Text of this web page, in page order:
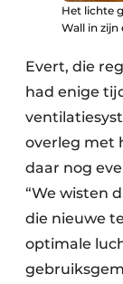
Het lichte
Wall in
Evert, die
had enige
overleg met
daar nog
“We wisten
die nieuwe
optimale